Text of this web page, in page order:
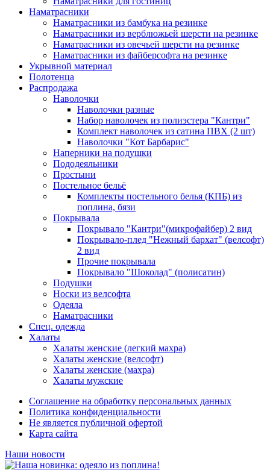
Наматрасники
Наматрасники из бамбука на резинке
Наматрасники из верблюжьей шерсти на резинке
Наматрасники из овечьей шерсти на резинке
Наматрасники из файберсофта на резинке
Укрывной материал
Полотенца
Распродажа
Наволочки
Наволочки разные
Набор наволочек из полиэстера "Кантри"
Комплект наволочек из сатина ПВХ (2 шт)
Наволочки "Кот Барбарис"
Наперники на подушки
Пододеяльники
Простыни
Постельное бельё
Комплекты постельного белья (КПБ) из
поплина, бязи
Покрывала
Покрывало "Кантри"(микрофайбер) 2 вид
Покрывало-плед "Нежный бархат" (велсофт)
2 вид
Прочие покрывала
Покрывало "Шоколад" (полисатин)
Подушки
Носки из велсофта
Одеяла
Наматрасники
Спец. одежда
Халаты
Халаты женские (легкий махра)
Халаты женские (велсофт)
Халаты женские (махра)
Халаты мужские
Соглашение на обработку персональных данных
Политика конфиденциальности
Не является публичной офертой
Карта сайта
Наши новости